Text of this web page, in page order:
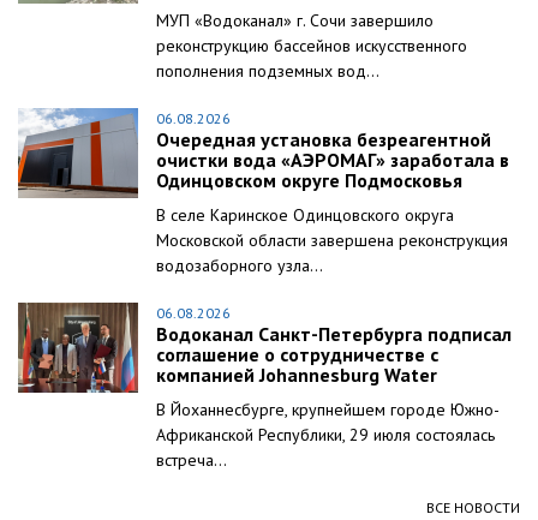
МУП «Водоканал» г. Сочи завершило
реконструкцию бассейнов искусственного
пополнения подземных вод...
06.08.2026
Очередная установка безреагентной
очистки вода «АЭРОМАГ» заработала в
Одинцовском округе Подмосковья
В селе Каринское Одинцовского округа
Московской области завершена реконструкция
водозаборного узла...
06.08.2026
Водоканал Санкт-Петербурга подписал
соглашение о сотрудничестве с
компанией Johannesburg Water
В Йоханнесбурге, крупнейшем городе Южно-
Африканской Республики, 29 июля состоялась
встреча...
ВСЕ НОВОСТИ